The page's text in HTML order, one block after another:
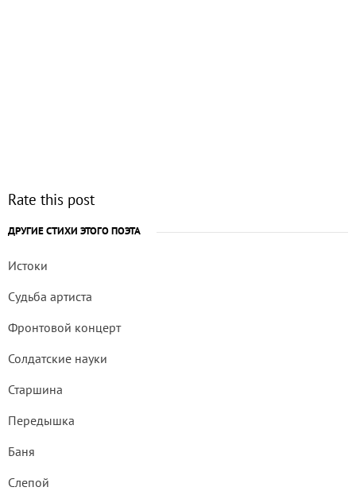
Rate this post
ДРУГИЕ СТИХИ ЭТОГО ПОЭТА
Истоки
Судьба артиста
Фронтовой концерт
Солдатские науки
Старшина
Передышка
Баня
Слепой